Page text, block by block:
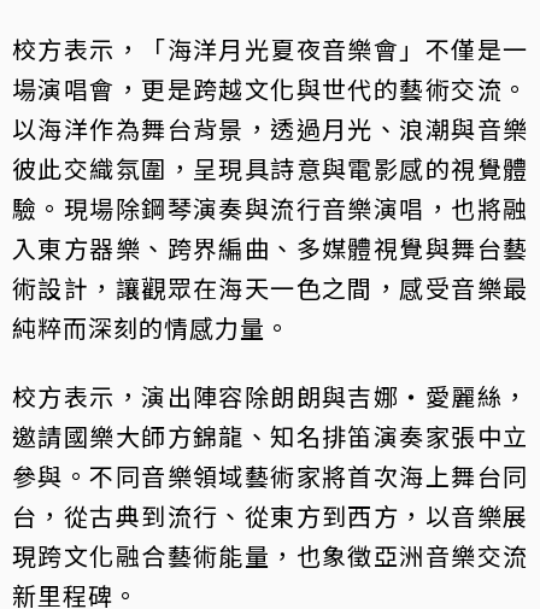
校方表示，「海洋月光夏夜音樂會」不僅是一
場演唱會，更是跨越文化與世代的藝術交流。
以海洋作為舞台背景，透過月光、浪潮與音樂
彼此交織氛圍，呈現具詩意與電影感的視覺體
驗。現場除鋼琴演奏與流行音樂演唱，也將融
入東方器樂、跨界編曲、多媒體視覺與舞台藝
術設計，讓觀眾在海天一色之間，感受音樂最
純粹而深刻的情感力量。
校方表示，演出陣容除朗朗與吉娜・愛麗絲，
邀請國樂大師方錦龍、知名排笛演奏家張中立
參與。不同音樂領域藝術家將首次海上舞台同
台，從古典到流行、從東方到西方，以音樂展
現跨文化融合藝術能量，也象徵亞洲音樂交流
新里程碑。